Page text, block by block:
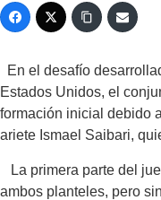
En el desafío
Estados Unidos, el
formación inicial debido
ariete Ismael Saibari,
La primera parte del
ambos planteles, pero